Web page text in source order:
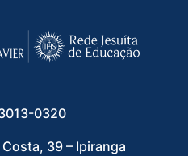
0320
39 – Ipiranga